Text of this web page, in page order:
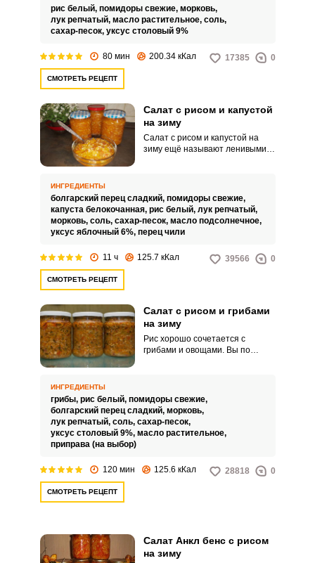
риса и помидоров.
рис белый, помидоры свежие, морковь,
лук репчатый, масло растительное, соль,
сахар-песок, уксус столовый 9%
80 мин 200.34 кКал 17385 0
СМОТРЕТЬ РЕЦЕПТ
Салат с рисом и капустой
на зиму
Салат с рисом и капустой на
зиму ещё называют ленивыми
порадует вас своим богатым
вкусом и позволит быстро
подать на стол готовую закуску.
ИНГРЕДИЕНТЫ
болгарский перец сладкий, помидоры свежие,
капуста белокочанная, рис белый, лук репчатый,
морковь, соль, сахар-песок, масло подсолнечное,
уксус яблочный 6%, перец чили
11 ч 125.7 кКал 39566 0
СМОТРЕТЬ РЕЦЕПТ
Салат с рисом и грибами
на зиму
Рис хорошо сочетается с
грибами и овощами. Вы по
ИНГРЕДИЕНТЫ
грибы, рис белый, помидоры свежие,
болгарский перец сладкий, морковь,
лук репчатый, соль, сахар-песок,
уксус столовый 9%, масло растительное,
приправа (на выбор)
120 мин 125.6 кКал 28818 0
СМОТРЕТЬ РЕЦЕПТ
Салат Анкл бенс с рисом
на зиму